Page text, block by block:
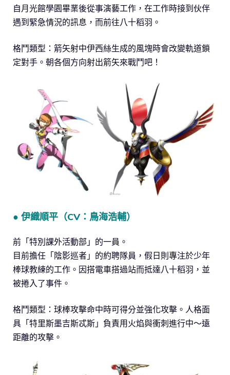
自月光館學園畢業後從事演藝工作，在工作時接到伙伴
遇到緊急情況的訊息，而前往八十稻羽。
格鬥類型：箭矢射中伊西絲生成的風塊時會改變軌道鎖
定對手。朝各個方向射出箭矢來戰鬥吧！
● 伊織順平（CV：鳥海浩輔）
前「特別課外活動部」的一員。
目前擔任「陰影巡者」的約聘隊員，假日則專注於少年
棒球教練的工作。因搭電車搭過站而抵達八十稻羽，並
被捲入了事件。
格鬥類型：球棒攻擊命中時可得分並強化攻擊。人格面
具「特里斯墨吉斯忒斯」負責用火焰與衝刺進行中～遠
距離的攻擊。